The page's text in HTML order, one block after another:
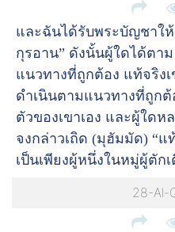
และฉันได้รับพระบัญชาใ
กุรอาน” ดังนั้นผู้ใดได้ตาม
แนวทางที่ถูกต้อง แท้จริงเ
ดำเนินตามแนวทางที่ถูกต้
ตัวของเขาเอง และผู้ใดห
จงกล่าวเถิด (มุฮัมมัด) “แ
เป็นเพียงผู้หนึ่งในหมู่ผู้ตักเ
28-Al-